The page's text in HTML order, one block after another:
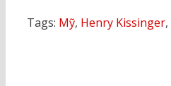
Tags: Mỹ, Henry Kissinger,